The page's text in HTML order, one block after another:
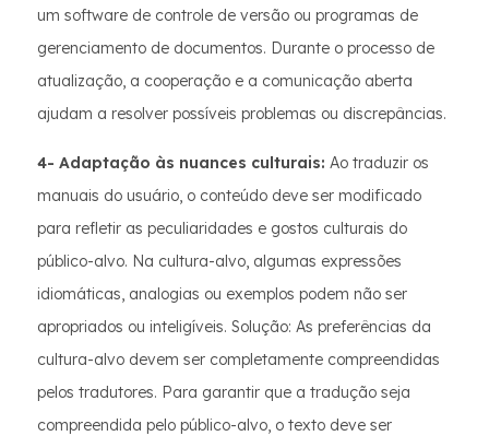
um software de controle de versão ou programas de
gerenciamento de documentos. Durante o processo de
atualização, a cooperação e a comunicação aberta
ajudam a resolver possíveis problemas ou discrepâncias.
4- Adaptação às nuances culturais: Ao traduzir os
manuais do usuário, o conteúdo deve ser modificado
para refletir as peculiaridades e gostos culturais do
público-alvo. Na cultura-alvo, algumas expressões
idiomáticas, analogias ou exemplos podem não ser
apropriados ou inteligíveis. Solução: As preferências da
cultura-alvo devem ser completamente compreendidas
pelos tradutores. Para garantir que a tradução seja
compreendida pelo público-alvo, o texto deve ser